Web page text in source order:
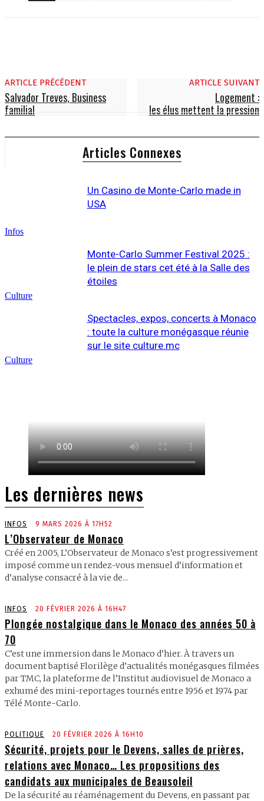
ARTICLE PRÉCÉDENT
Salvador Treves, Business
familial
ARTICLE SUIVANT
Logement :
les élus mettent la pression
Articles Connexes
Infos
Un Casino de Monte-Carlo made in
USA
Culture
Monte-Carlo Summer Festival 2025 :
le plein de stars cet été à la Salle des
étoiles
Culture
Spectacles, expos, concerts à Monaco
: toute la culture monégasque réunie
sur le site culture.mc
Les dernières news
INFOS 9 MARS 2026 À 17H52
L’Observateur de Monaco
Créé en 2005, L’Observateur de Monaco s’est progressivement
imposé comme un rendez-vous mensuel d’information et
d’analyse consacré à la vie de...
INFOS 20 FÉVRIER 2026 À 16H47
Plongée nostalgique dans le Monaco des années 50 à
70
C’est une immersion dans le Monaco d’hier. À travers un
document baptisé Florilège d’actualités monégasques filmées
par TMC, la plateforme de l’Institut audiovisuel de Monaco a
exhumé des mini-reportages tournés entre 1956 et 1974 par
Télé Monte-Carlo.
POLITIQUE 20 FÉVRIER 2026 À 16H10
Sécurité, projets pour le Devens, salles de prières,
relations avec Monaco… Les propositions des
candidats aux municipales de Beausoleil
De la sécurité au réaménagement du Devens, en passant par